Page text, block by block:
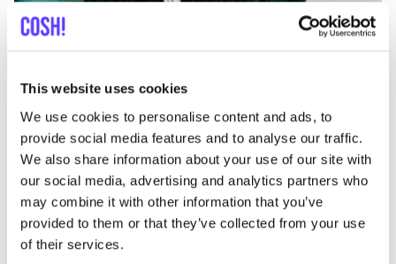
This website uses cookies
We use cookies to personalise content and ads, to
provide social media features and to analyse our traffic.
We also share information about your use of our site with
our social media, advertising and analytics partners who
may combine it with other information that you’ve
provided to them or that they’ve collected from your use
of their services.